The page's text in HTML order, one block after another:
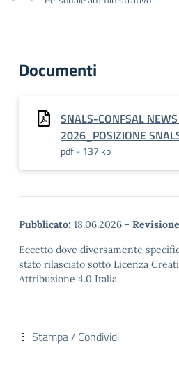
Documenti
SNALS-CONFSAL
2026_POSIZIONE
pdf - 137 kb
Pubblicato: 18.06.2026 -
Eccetto dove diversamente
stato rilasciato sotto Licenza
Attribuzione 4.0 Italia.
Stampa / Condividi